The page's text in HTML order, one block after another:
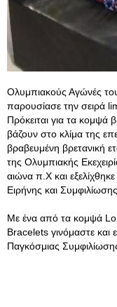
Ολυμπιακούς Αγώνές
παρουσίασε την σειρά
Πρόκειται για τα κομψά
βάζουν στο κλίμα της
βραβευμένη βρετανική
της Ολυμπιακής
αιώνα π.Χ και
Ειρήνης και Συμφιλίωσης.
Με ένα από τα κομψά
Bracelets γινόμαστε και
Παγκόσμιας